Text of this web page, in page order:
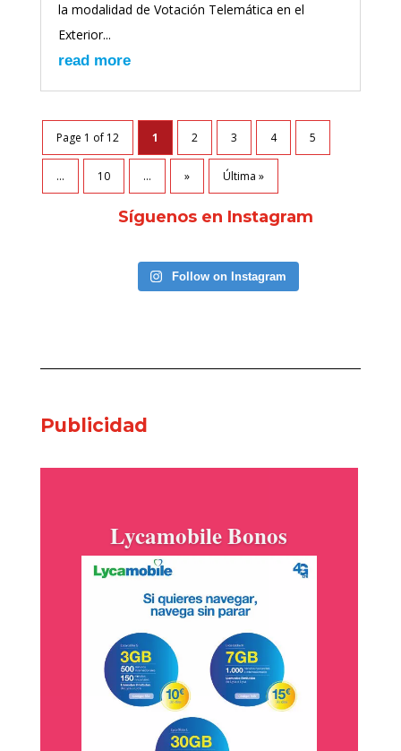
la modalidad de Votación Telemática en el
Exterior...
read more
Page 1 of 12 1 2 3 4 5
... 10 ... » Última »
Síguenos en Instagram
Follow on Instagram
Publicidad
Goya está siempre
contigo